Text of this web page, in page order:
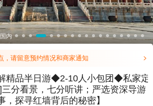
内
，请留意预约情况和商家通知 
精品半日游◆2-10人小包团◆私家定
分看景，七分听讲；严选资深导游
，探寻红墙背后的秘密】